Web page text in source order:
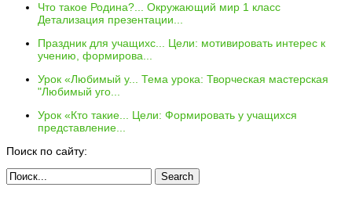
Что такое Родина?...
Окружающий мир 1 класс
Детализация презентации...
Праздник для учащихс...
Цели: мотивировать интерес к
учению, формирова...
Урок «Любимый у...
Тема урока: Творческая мастерская
"Любимый уго...
Урок «Кто такие...
Цели: Формировать у учащихся
представление...
Поиск по сайту: